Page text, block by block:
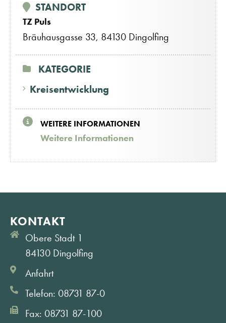
STANDORT
TZ Puls
Bräuhausgasse 33, 84130 Dingolfing
KATEGORIE
Kreisentwicklung
WEITERE INFORMATIONEN
Weitere Informationen
KONTAKT
Obere Stadt 1
84130 Dingolfing
Anfahrt
Telefon: 08731 87-0
Fax: 08731 87-100